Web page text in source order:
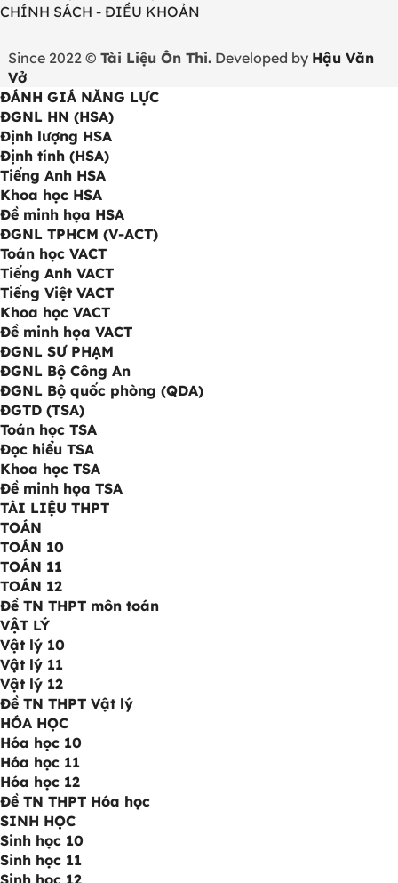
CHÍNH SÁCH - ĐIỀU KHOẢN
Since 2022 © Tài Liệu Ôn Thi.Developed by Hậu Văn
Vở
ĐÁNH GIÁ NĂNG LỰC
ĐGNL HN (HSA)
Định lượng HSA
Định tính (HSA)
Tiếng Anh HSA
Khoa học HSA
Đề minh họa HSA
ĐGNL TPHCM (V-ACT)
Toán học VACT
Tiếng Anh VACT
Tiếng Việt VACT
Khoa học VACT
Đề minh họa VACT
ĐGNL SƯ PHẠM
ĐGNL Bộ Công An
ĐGNL Bộ quốc phòng (QDA)
ĐGTD (TSA)
Toán học TSA
Đọc hiểu TSA
Khoa học TSA
Đề minh họa TSA
TÀI LIỆU THPT
TOÁN
TOÁN 10
TOÁN 11
TOÁN 12
Đề TN THPT môn toán
VẬT LÝ
Vật lý 10
Vật lý 11
Vật lý 12
Đề TN THPT Vật lý
HÓA HỌC
Hóa học 10
Hóa học 11
Hóa học 12
Đề TN THPT Hóa học
SINH HỌC
Sinh học 10
Sinh học 11